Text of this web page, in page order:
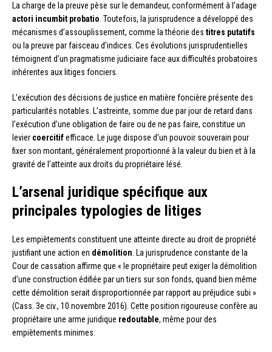
La charge de la preuve pèse sur le demandeur, conformément à l’adage
actori incumbit probatio. Toutefois, la jurisprudence a développé des
mécanismes d’assouplissement, comme la théorie des titres putatifs
ou la preuve par faisceau d’indices. Ces évolutions jurisprudentielles
témoignent d’un pragmatisme judiciaire face aux difficultés probatoires
inhérentes aux litiges fonciers.
L’exécution des décisions de justice en matière foncière présente des
particularités notables. L’astreinte, somme due par jour de retard dans
l’exécution d’une obligation de faire ou de ne pas faire, constitue un
levier coercitifefficace. Le juge dispose d’un pouvoir souverain pour
fixer son montant, généralement proportionné à la valeur du bien et à la
gravité de l’atteinte aux droits du propriétaire lésé.
L’arsenal juridique spécifique aux
principales typologies de litiges
Les empiètements constituent une atteinte directe au droit de propriété
justifiant une action en démolition. La jurisprudence constante de la
Cour de cassation affirme que « le propriétaire peut exiger la démolition
d’une construction édifiée par un tiers sur son fonds, quand bien même
cette démolition serait disproportionnée par rapport au préjudice subi »
(Cass. 3e civ., 10 novembre 2016). Cette position rigoureuse confère au
propriétaire une arme juridique redoutable, même pour des
empiètements minimes.